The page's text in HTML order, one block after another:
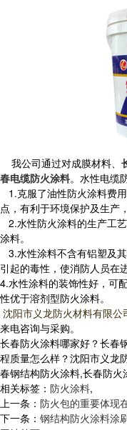
我公司通过对成膜材料、
春电缆防火涂料。水性电缆
1.克服了油性防火涂料费
点，有利于环境保护及生产
2.水性防火涂料的生产工
涂料。
3.水性涂料不含有铝塑及
引起的毒性，使消防人员在
4.水性涂料的装饰性好，可
性优于溶剂型防火涂料。
沈阳市义龙防火材料有限公
来电咨询与采购。
长春防火涂料哪家好？长春
程质量怎么样？沈阳市义龙
春钢结构防火涂料,长春防
相关标签： 防火涂料,
上一条： 防火包的重要体现
下一条： 钢结构防火涂料涂